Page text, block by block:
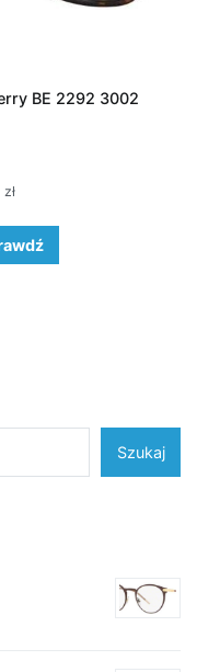
BE 2292 3002
zł
Szukaj